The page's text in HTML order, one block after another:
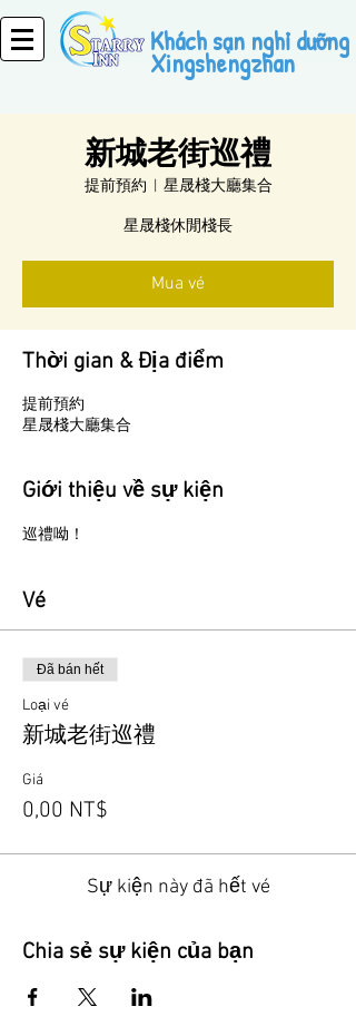
Khách sạn nghỉ dưỡng
Xingshengzhan
新城老街巡禮
提前預約 星晟棧大廳集合
星晟棧休閒棧長
Mua vé
Thời gian & Địa điểm
提前預約
星晟棧大廳集合
Giới thiệu về sự kiện
巡禮呦！
Vé
Đã bán hết
Loại vé
新城老街巡禮
Giá
0,00 NT$
Sự kiện này đã hết vé
Chia sẻ sự kiện của bạn